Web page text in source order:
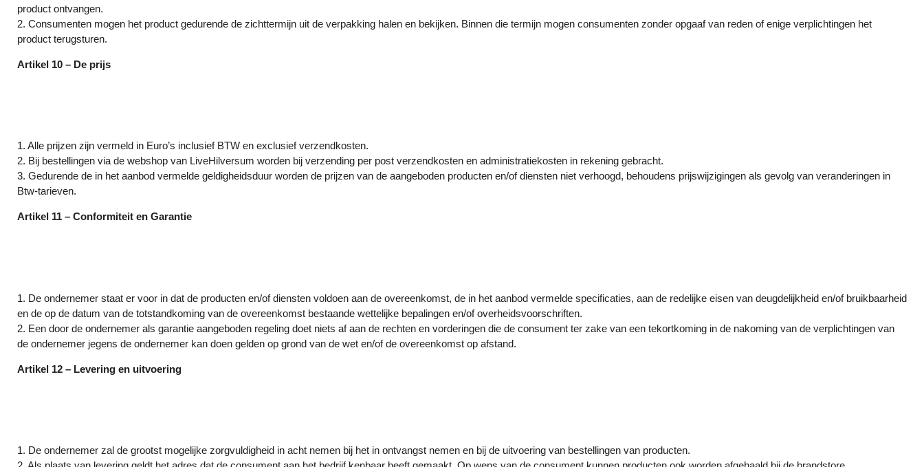
product ontvangen.
2. Consumenten mogen het product gedurende de zichttermijn uit de verpakking halen en bekijken. Binnen die termijn mogen consumenten zonder opgaaf van reden of enige verplichtingen het
product terugsturen.
Artikel 10 – De prijs
1. Alle prijzen zijn vermeld in Euro’s inclusief BTW en exclusief verzendkosten.
2. Bij bestellingen via de webshop van LiveHilversum worden bij verzending per post verzendkosten en administratiekosten in rekening gebracht.
3. Gedurende de in het aanbod vermelde geldigheidsduur worden de prijzen van de aangeboden producten en/of diensten niet verhoogd, behoudens prijswijzigingen als gevolg van veranderingen in
Btw-tarieven.
Artikel 11 – Conformiteit en Garantie
1. De ondernemer staat er voor in dat de producten en/of diensten voldoen aan de overeenkomst, de in het aanbod vermelde specificaties, aan de redelijke eisen van deugdelijkheid en/of bruikbaarheid
en de op de datum van de totstandkoming van de overeenkomst bestaande wettelijke bepalingen en/of overheidsvoorschriften.
2. Een door de ondernemer als garantie aangeboden regeling doet niets af aan de rechten en vorderingen die de consument ter zake van een tekortkoming in de nakoming van de verplichtingen van
de ondernemer jegens de ondernemer kan doen gelden op grond van de wet en/of de overeenkomst op afstand.
Artikel 12 – Levering en uitvoering
1. De ondernemer zal de grootst mogelijke zorgvuldigheid in acht nemen bij het in ontvangst nemen en bij de uitvoering van bestellingen van producten.